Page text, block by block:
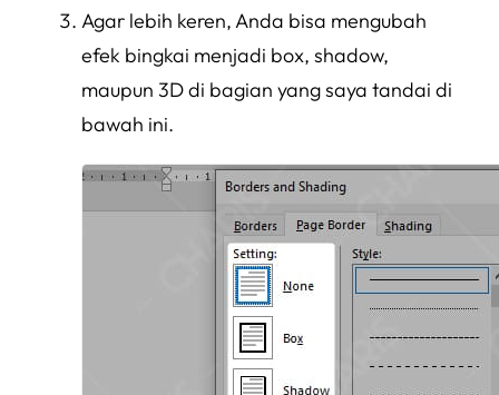
Agar lebih keren, Anda bisa mengubah
efek bingkai menjadi box, shadow,
maupun 3D di bagian yang saya tandai di
bawah ini.